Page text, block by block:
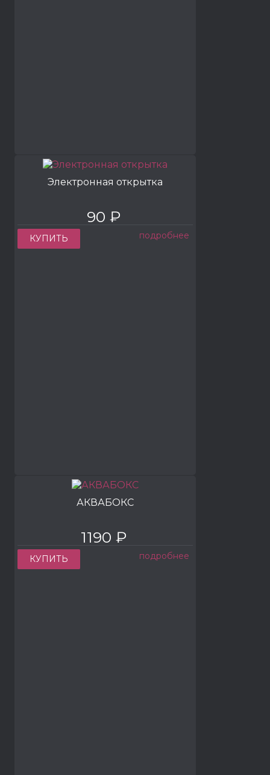
Электронная открытка
90 ₽
КУПИТЬ подробнее
АКВАБОКС
1190 ₽
КУПИТЬ подробнее